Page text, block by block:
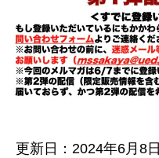
更新日：2024年6月8日